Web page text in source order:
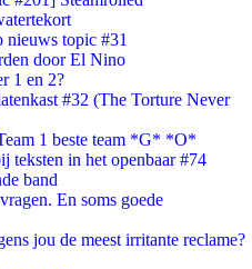
nieuws topic #31
door El Nino
1 en 2?
#32 (The Torture Never
1 beste team *G* *O*
teksten in het openbaar #74
band
En soms goede
jou de meest irritante reclame?